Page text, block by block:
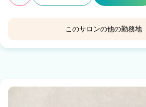
このサロンの他の勤務地
soen by HEADLIGHT 釧路若松町